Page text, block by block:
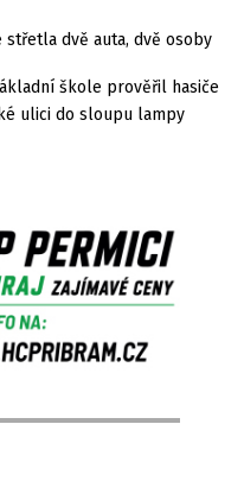
dvě auta, dvě osoby
škole prověřil hasiče
ulici do sloupu lampy